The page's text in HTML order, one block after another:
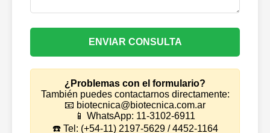
ENVIAR CONSULTA
¿Problemas con el formulario?
También puedes contactarnos directamente:
📧 biotecnica@biotecnica.com.ar
📱 WhatsApp: 11-3102-6911
☎️ Tel: (+54-11) 2197-5629 / 4452-1164